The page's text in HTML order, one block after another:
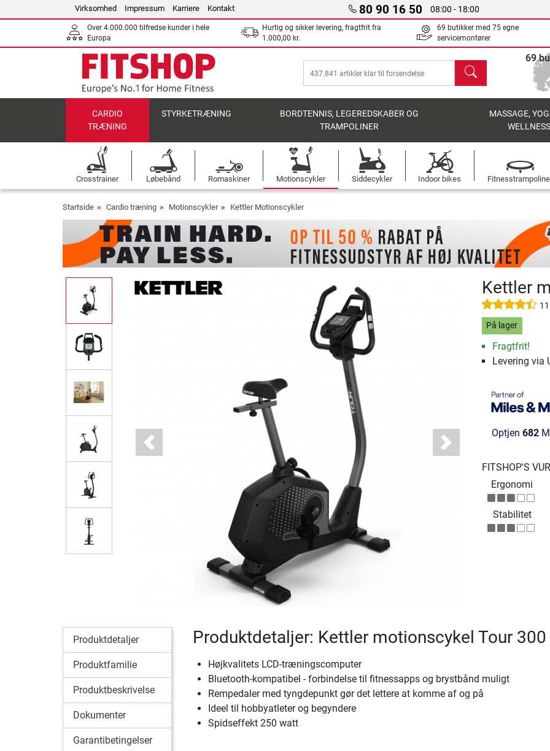
Virksomhed Impressum Karriere Kontakt 80 90 16 50 08:00 - 18:00
Over 4.000.000 tilfredse kunder i hele
Europa
Hurtig og sikker levering, fragtfrit fra
1.000,00 kr.
69 butikker med 75 egne
servicemontører
søg
69
CARDIO
TRÆNING
STYRKETRÆNING
BORDTENNIS, LEGEREDSKABER OG
TRAMPOLINER
MASSAGE,
Crosstrainer Løbebånd Romaskiner Motionscykler Siddecykler Indoor bikes
Startside Cardio træning Motionscykler Kettler Motionscykler
Previous Next
Kettler
På lager
Fragtfrit!
Levering via
Optjen 682
FITSHOP'S
Ergonomi
Stabilitet
Produktdetaljer
Produktfamilie
Produktbeskrivelse
Dokumenter
Garantibetingelser
Produktdetaljer: Kettler motionscykel Tour 300
Højkvalitets LCD-træningscomputer
Bluetooth-kompatibel - forbindelse til fitnessapps og brystbånd muligt
Rempedaler med tyngdepunkt gør det lettere at komme af og på
Ideel til hobbyatleter og begyndere
Spidseffekt 250 watt